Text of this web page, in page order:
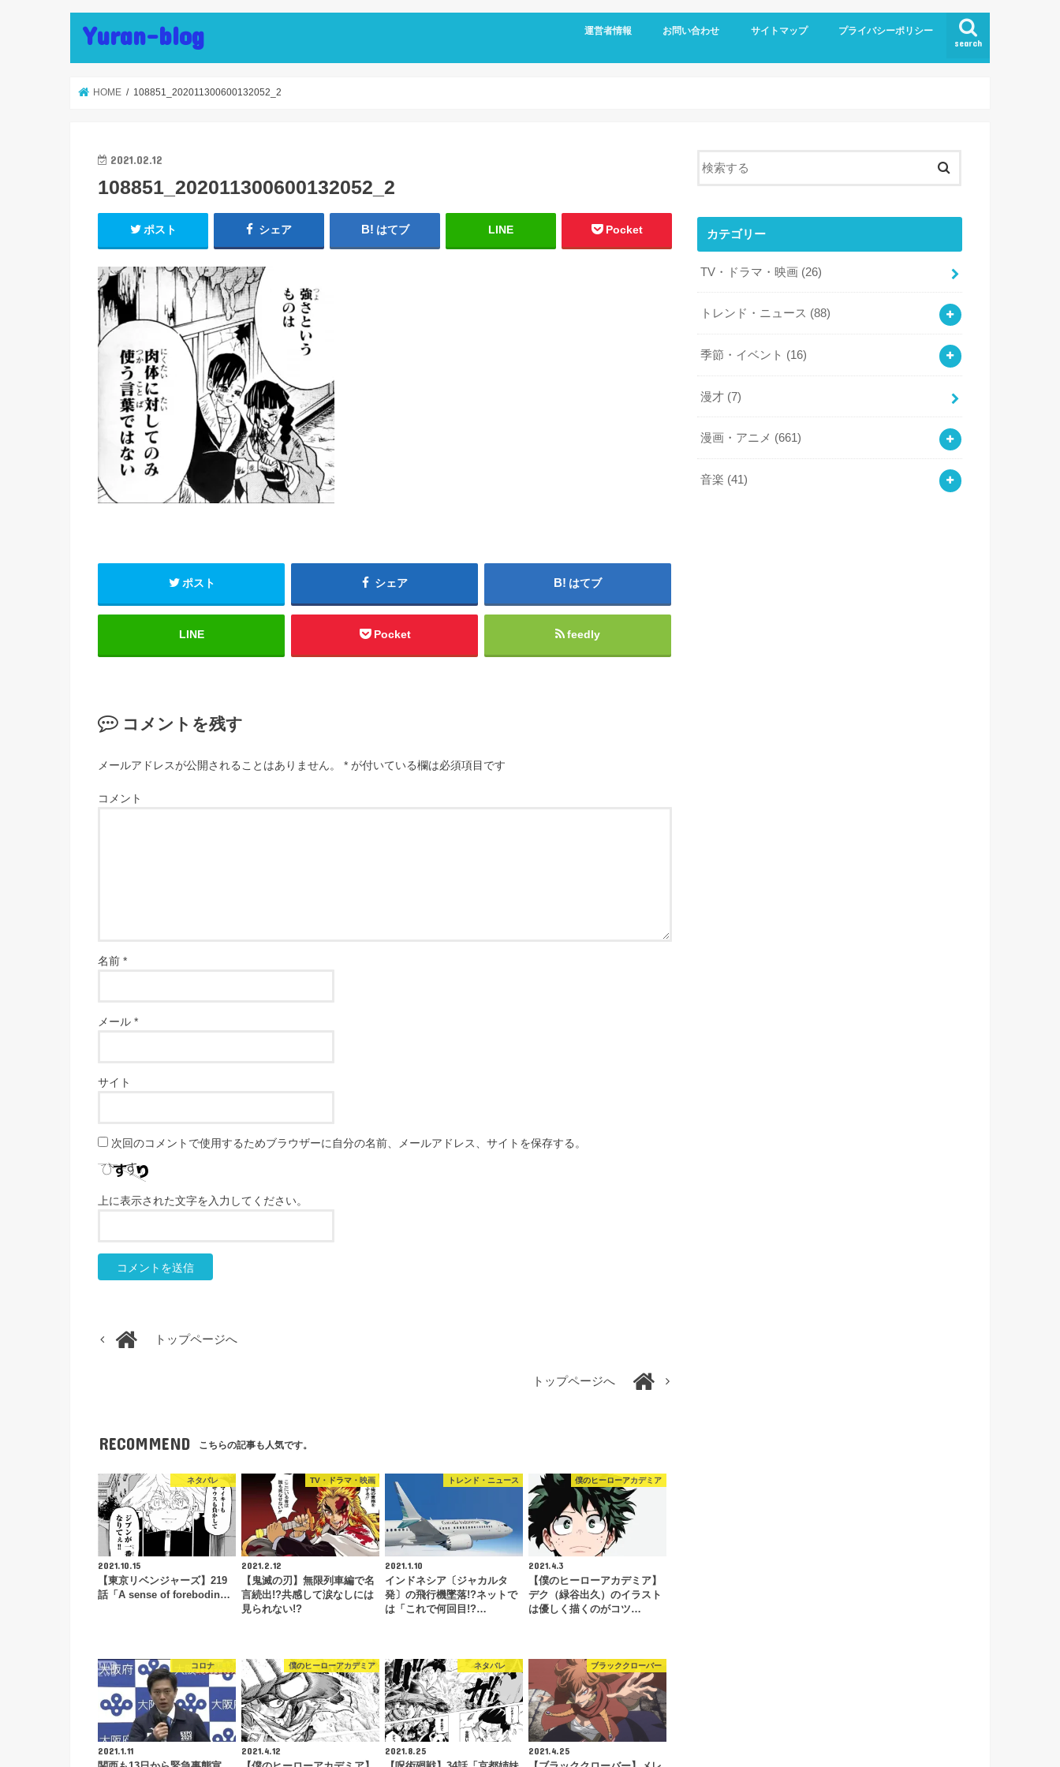
Yuran-blog search
運営者情報 お問い合わせ サイトマップ プライバシーポリシー
HOME 108851_202011300600132052_2
2021.02.12
108851_202011300600132052_2
ポスト シェア はてブ LINE Pocket
ポスト シェア はてブ
LINE Pocket feedly
コメントを残す
メールアドレスが公開されることはありません。 * が付いている欄は必須項目です
コメント
名前 *
メール *
サイト
次回のコメントで使用するためブラウザーに自分の名前、メールアドレス、サイトを保存する。
上に表示された文字を入力してください。
トップページへ
トップページへ
RECOMMEND こちらの記事も人気です。
ネタバレ
2021.10.15
【東京リベンジャーズ】219
話「A sense of forebodin…
TV・ドラマ・映画
2021.2.12
【鬼滅の刃】無限列車編で名
言続出!?共感して涙なしには
見られない!?
トレンド・ニュース
2021.1.10
インドネシア〔ジャカルタ
発〕の飛行機墜落!?ネットで
は「これで何回目!?…
僕のヒーローアカデミア
2021.4.3
【僕のヒーローアカデミア】
デク（緑谷出久）のイラスト
は優しく描くのがコツ…
コロナ
2021.1.11
僕のヒーローアカデミア
2021.4.12
ネタバレ
2021.8.25
ブラッククローバー
2021.4.25
カテゴリー
TV・ドラマ・映画 (26)
トレンド・ニュース (88)
季節・イベント (16)
漫才 (7)
漫画・アニメ (661)
音楽 (41)